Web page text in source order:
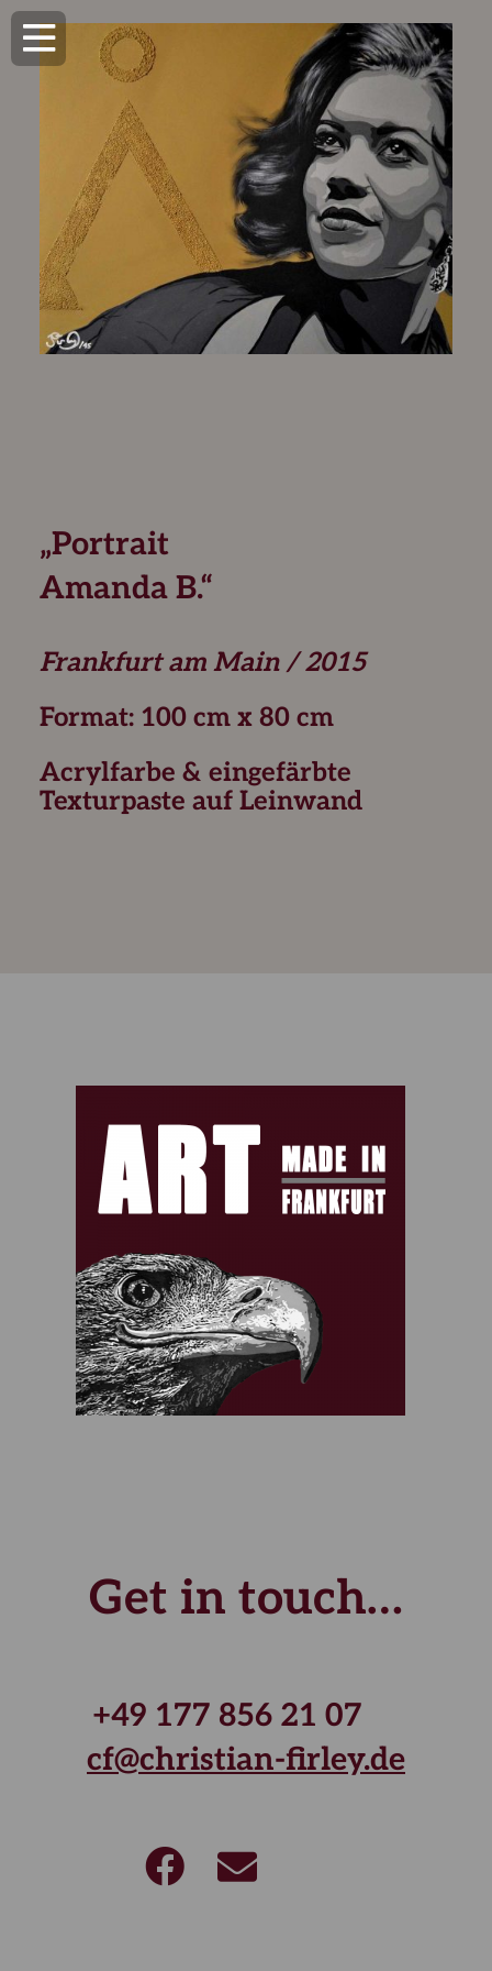
„Portrait
Amanda B.“
Frankfurt am Main / 2015
Format: 100 cm x 80 cm
Acrylfarbe & eingefärbte
Texturpaste auf Leinwand
Get in touch…
+49 177 856 21 07
cf@christian-firley.de